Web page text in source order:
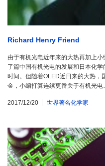
Richard Henry Friend
由于有机光电近年来的大热再加上
了篇中国有机光电的发展和日本化
时间。但随着OLED近日来的大热，
金，小编打算连续更番关于有机光
2017/12/20 世界著名化学家